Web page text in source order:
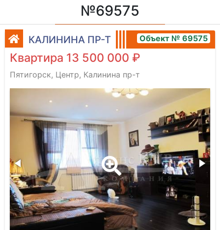
№69575
КАЛИНИНА ПР-Т Объект № 69575
Квартира 13 500 000 ₽
Пятигорск, Центр, Калинина пр-т